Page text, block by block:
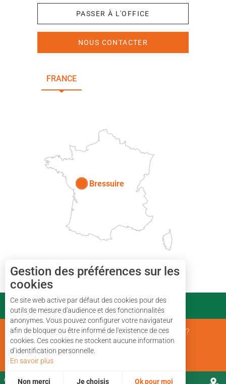
PASSER À L'OFFICE
NOUS CONTACTER
FRANCE
Bressuire
PARTENAIRES
Mentions Légales Qui sommes nous ?
Gestion des préférences sur les
cookies
Ce site web active par défaut des cookies pour des
outils de mesure d'audience et des fonctionnalités
anonymes. Vous pouvez configurer votre navigateur
afin de bloquer ou être informé de l'existence de ces
cookies. Ces cookies ne stockent aucune information
d’identification personnelle.
En savoir plus
Non merci Je choisis Ok pour moi